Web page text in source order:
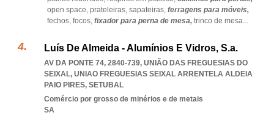
open space, prateleiras, sapateiras, ferragens para móveis,
fechos, focos, fixador para perna de mesa, trinco de mesa...
Luís De Almeida - Alumínios E Vidros, S.a.
AV DA PONTE 74, 2840-739, UNIÃO DAS FREGUESIAS DO
SEIXAL, UNIAO FREGUESIAS SEIXAL ARRENTELA ALDEIA
PAIO PIRES, SETUBAL
Comércio por grosso de minérios e de metais
SA